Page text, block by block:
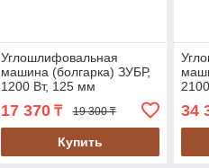
Углошлифовальная
машина (болгарка) ЗУБР,
1200 Вт, 125 мм
(УШМ-125-1200 ЭМ3)
17 370₸ 19 300 ₸
Купить
34